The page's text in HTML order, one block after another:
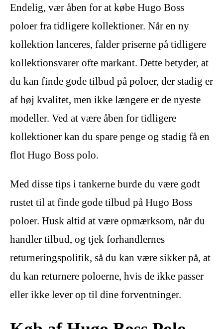
Endelig, vær åben for at købe Hugo Boss
poloer fra tidligere kollektioner. Når en ny
kollektion lanceres, falder priserne på tidligere
kollektionsvarer ofte markant. Dette betyder, at
du kan finde gode tilbud på poloer, der stadig er
af høj kvalitet, men ikke længere er de nyeste
modeller. Ved at være åben for tidligere
kollektioner kan du spare penge og stadig få en
flot Hugo Boss polo.
Med disse tips i tankerne burde du være godt
rustet til at finde gode tilbud på Hugo Boss
poloer. Husk altid at være opmærksom, når du
handler tilbud, og tjek forhandlernes
returneringspolitik, så du kan være sikker på, at
du kan returnere poloerne, hvis de ikke passer
eller ikke lever op til dine forventninger.